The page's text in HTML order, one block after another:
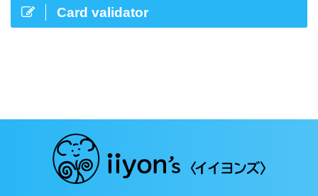
Card validator